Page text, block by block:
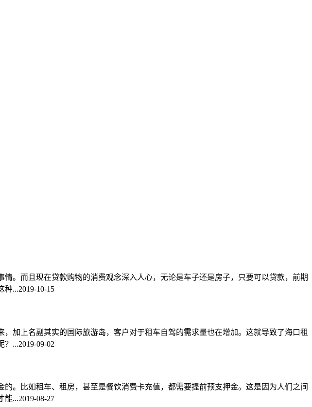
。而且现在贷款购物的消费观念深入人心，无论是车子还是房子，只要可以贷款，前期
种...2019-10-15
加上名副其实的国际旅游岛，客户对于租车自驾的需求量也在增加。这就导致了海口租
？...2019-09-02
。比如租车、租房，甚至是餐饮消费卡充值，都需要提前预支押金。这是因为人们之间
能...2019-08-27